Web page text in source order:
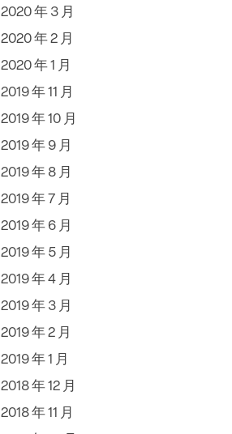
2020 年 3 月
2020 年 2 月
2020 年 1 月
2019 年 11 月
2019 年 10 月
2019 年 9 月
2019 年 8 月
2019 年 7 月
2019 年 6 月
2019 年 5 月
2019 年 4 月
2019 年 3 月
2019 年 2 月
2019 年 1 月
2018 年 12 月
2018 年 11 月